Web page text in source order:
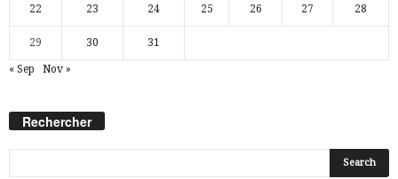
22 23 24 25 26 27 28
29 30 31
« Sep Nov »
Rechercher